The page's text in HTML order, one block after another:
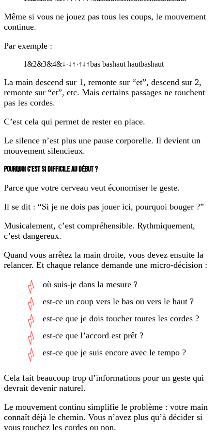
Même si vous ne jouez pas tous les coups, le mouvement
continue.
Par exemple :
1&2&3&4&↓·↓ ↑·↑ ↓ ↑bas bashaut hautbashaut
La main descend sur 1, remonte sur “et”, descend sur 2,
remonte sur “et”, etc. Mais certains passages ne touchent
pas les cordes.
C’est cela qui permet de rester en place.
Le silence n’est plus une pause corporelle. Il devient un
mouvement silencieux.
POURQUOI C’EST SI DIFFICILE AU DÉBUT ?
Parce que votre cerveau veut économiser le geste.
Il se dit : “Si je ne dois pas jouer ici, pourquoi bouger ?”
Musicalement, c’est compréhensible. Rythmiquement,
c’est dangereux.
Quand vous arrêtez la main droite, vous devez ensuite la
relancer. Et chaque relance demande une micro-décision :
où suis-je dans la mesure ?
est-ce un coup vers le bas ou vers le haut ?
est-ce que je dois toucher toutes les cordes ?
est-ce que l’accord est prêt ?
est-ce que je suis encore avec le tempo ?
Cela fait beaucoup trop d’informations pour un geste qui
devrait devenir naturel.
Le mouvement continu simplifie le problème : votre main
connaît déjà le chemin. Vous n’avez plus qu’à décider si
vous touchez les cordes ou non.